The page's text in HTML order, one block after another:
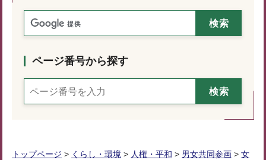
ページ番号から探す
トップページ > くらし・環境 > 人権・平和 > 男女共同参画 > 女